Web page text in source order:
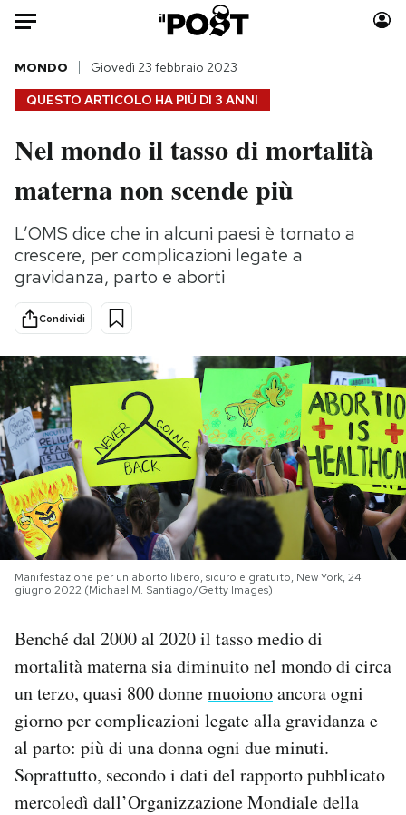
Auto
HOME
Italia
Politica
Tecnologia
Internet
Scienza
Cultura
Economia
Sport
Moda
Consumismi
Storie/Idee
Ok Boomer!
Mondiali calcio 2026
PODCAST
NEWSLETTER
I MIEI PREFERITI
AREA PERSONALE
Area Personale
Newsletter
QUESTO ARTICOLO HA PIÙ DI 3 ANNI
MONDO Giovedì 23 febbraio 2023
Nel mondo il tasso di mortalità
materna non scende più
L’OMS dice che in alcuni paesi è tornato a
crescere, per complicazioni legate a
gravidanza, parto e aborti
Condividi
Manifestazione per un aborto libero, sicuro e gratuito, New York, 24
giugno 2022 (Michael M. Santiago/Getty Images)
Benché dal 2000 al 2020 il tasso medio di
mortalità materna sia diminuito nel mondo di circa
un terzo, quasi 800 donnemuoionoancora ogni
giorno per complicazioni legate alla gravidanza e
al parto: più di una donna ogni due minuti.
Soprattutto, secondo i dati del rapporto pubblicato
mercoledì dall’Organizzazione Mondiale della